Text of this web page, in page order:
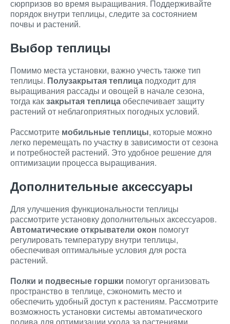
сюрпризов во время выращивания. Поддерживайте
порядок внутри теплицы, следите за состоянием
почвы и растений.
Выбор теплицы
Помимо места установки, важно учесть также тип
теплицы. Полузакрытая теплица подходит для
выращивания рассады и овощей в начале сезона,
тогда какзакрытая теплицаобеспечивает защиту
растений от неблагоприятных погодных условий.
Рассмотрите мобильные теплицы, которые можно
легко перемещать по участку в зависимости от сезона
и потребностей растений. Это удобное решение для
оптимизации процесса выращивания.
Дополнительные аксессуары
Для улучшения функциональности теплицы
рассмотрите установку дополнительных аксессуаров.
Автоматические открыватели окон помогут
регулировать температуру внутри теплицы,
обеспечивая оптимальные условия для роста
растений.
Полки и подвесные горшки помогут организовать
пространство в теплице, сэкономить место и
обеспечить удобный доступ к растениям. Рассмотрите
возможность установки системы автоматического